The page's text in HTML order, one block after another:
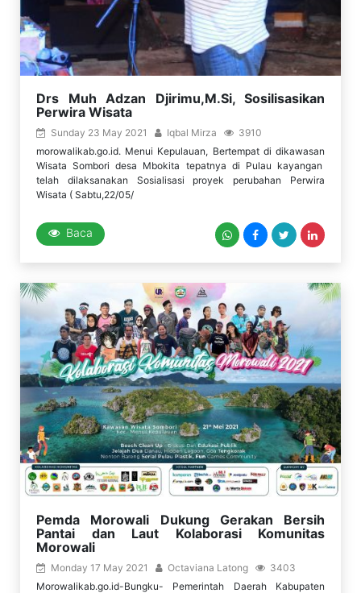
Drs Muh Adzan Djirimu,M.Si, Sosilisasikan
Perwira Wisata
Sunday 23 May 2021 Iqbal Mirza
3910
morowalikab.go.id. Menui Kepulauan, Bertempat di dikawasan
Wisata Sombori desa Mbokita tepatnya di Pulau kayangan
telah dilaksanakan Sosialisasi proyek perubahan Perwira
Wisata ( Sabtu,22/05/
Baca
Pemda Morowali Dukung Gerakan Bersih
Pantai dan Laut Kolaborasi Komunitas
Morowali
Monday 17 May 2021 Octaviana Latong
3403
Morowalikab.go.id-Bungku- Pemerintah Daerah Kabupaten